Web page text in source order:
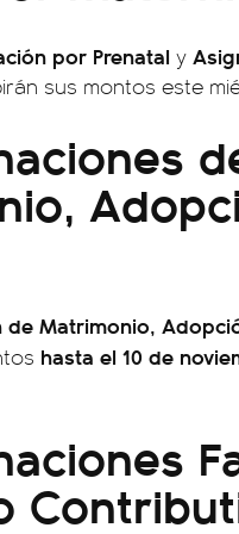
por Prenatal y
sus montos este
de Matrimonio,
hasta el 10 de